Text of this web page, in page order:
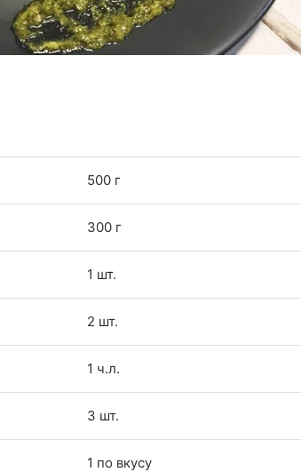
500 г
300 г
1 шт.
2 шт.
1 ч.л.
3 шт.
1 по вкусу